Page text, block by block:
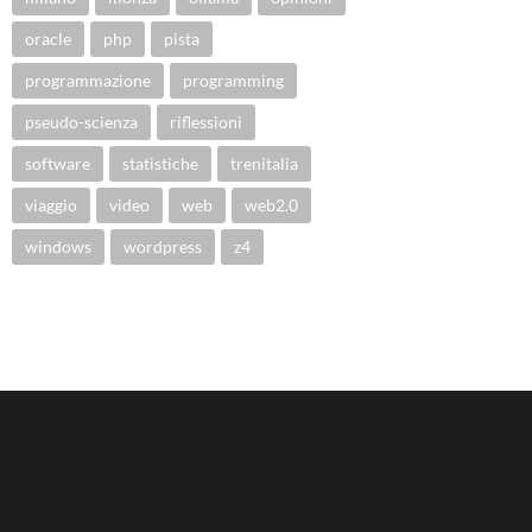
oracle php pista
programmazione programming
pseudo-scienza riflessioni
software statistiche trenitalia
viaggio video web web2.0
windows wordpress z4